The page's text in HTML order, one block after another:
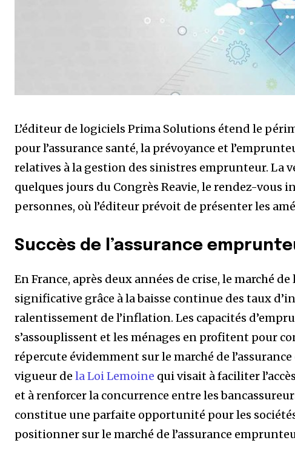
L’éditeur de logiciels Prima Solutions étend le
pour l’assurance santé, la prévoyance et
relatives à la gestion des sinistres emprunteur. La
quelques jours du Congrès Reavie, le rendez-vous
personnes, où l’éditeur prévoit de présenter les
Succès de l’assurance
En France, après deux années de crise, le marché
significative grâce à la baisse continue des taux
ralentissement de l’inflation. Les capacités
s’assouplissent et les ménages en profitent pour
répercute évidemment sur le marché de
vigueur de la Loi Lemoine qui visait à faciliter
et à renforcer la concurrence entre les
constitue une parfaite opportunité pour les
positionner sur le marché de l’assurance